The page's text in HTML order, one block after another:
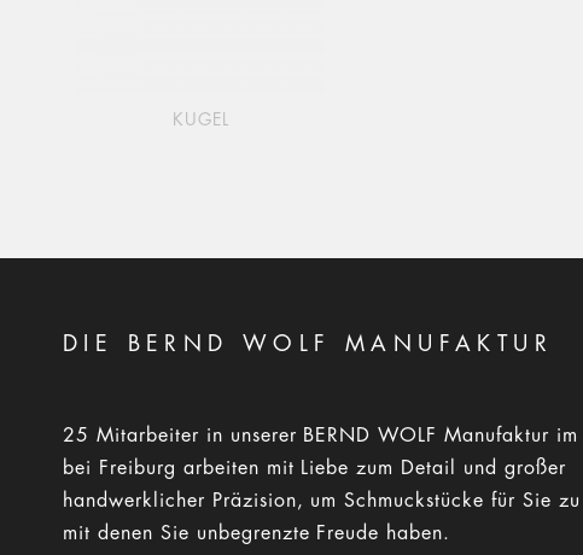
KUGEL
DIE BERND WOLF MANUFAKTUR
25 Mitarbeiter in unserer BERND WOLF Manufaktur im
bei Freiburg arbeiten mit Liebe zum Detail und großer
handwerklicher Präzision, um Schmuckstücke für Sie
mit denen Sie unbegrenzte Freude haben.